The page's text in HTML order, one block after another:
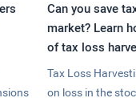
Can you save
market? Learn
of tax loss
Tax Loss
on loss in the